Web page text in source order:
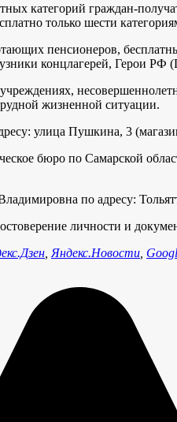
категорий граждан-
только шести
пенсионеров,
концлагерей, Герои РФ
жизненной ситуации.
улица Пушкина, 3
бюро по Самарской
по адресу:
личности и
Яндекс.Новости